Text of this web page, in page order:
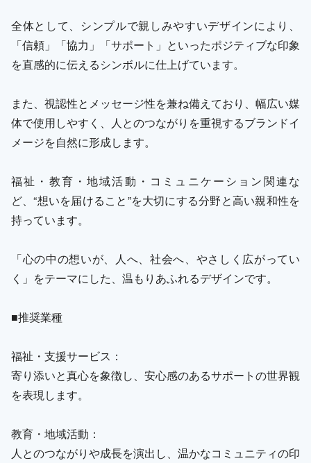
全体として、シンプルで親しみやすいデザインにより、
「信頼」「協力」「サポート」といったポジティブな印象
を直感的に伝えるシンボルに仕上げています。
また、視認性とメッセージ性を兼ね備えており、幅広い媒
体で使用しやすく、人とのつながりを重視するブランドイ
メージを自然に形成します。
福祉・教育・地域活動・コミュニケーション関連な
ど、“想いを届けること”を大切にする分野と高い親和性を
持っています。
「心の中の想いが、人へ、社会へ、やさしく広がってい
く」をテーマにした、温もりあふれるデザインです。
■推奨業種
福祉・支援サービス：
寄り添いと真心を象徴し、安心感のあるサポートの世界観
を表現します。
教育・地域活動：
人とのつながりや成長を演出し、温かなコミュニティの印